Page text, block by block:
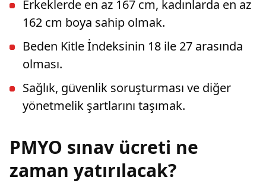
Erkeklerde en az 167 cm, kadınlarda en az
162 cm boya sahip olmak.
Beden Kitle İndeksinin 18 ile 27 arasında
olması.
Sağlık, güvenlik soruşturması ve diğer
yönetmelik şartlarını taşımak.
PMYO sınav ücreti ne
zaman yatırılacak?